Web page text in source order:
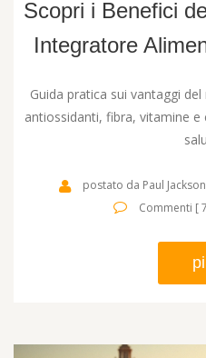
Scopri i Benefici
Integratore
Guida pratica sui vantaggi
antiossidanti, fibra, vitamine
postato da Paul Jackson
Commenti [